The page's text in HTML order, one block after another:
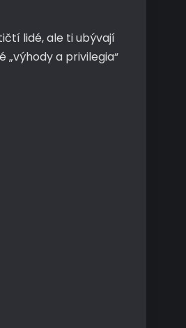
lidé, ale ti ubývají
„výhody a privilegia“